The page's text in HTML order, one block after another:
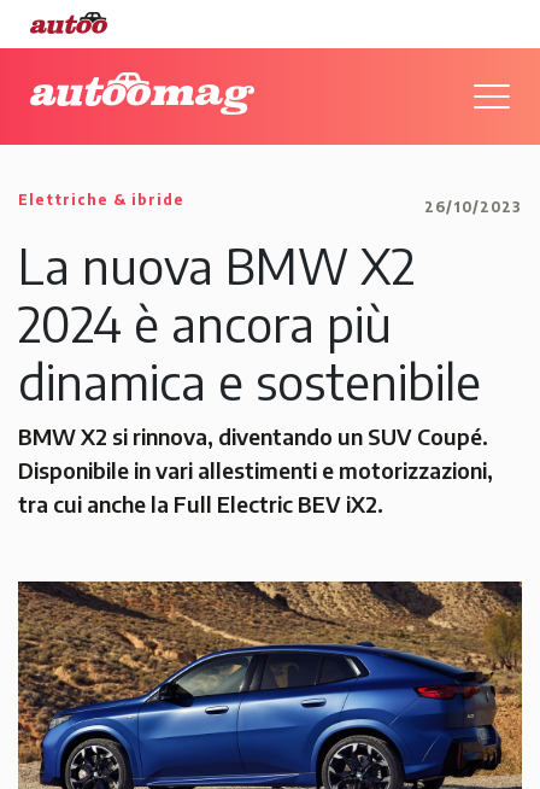
Elettriche & ibride 26/10/2023
La nuova BMW X2
2024 è ancora più
dinamica e sostenibile
BMW X2 si rinnova, diventando un SUV Coupé.
Disponibile in vari allestimenti e motorizzazioni,
tra cui anche la Full Electric BEV iX2.